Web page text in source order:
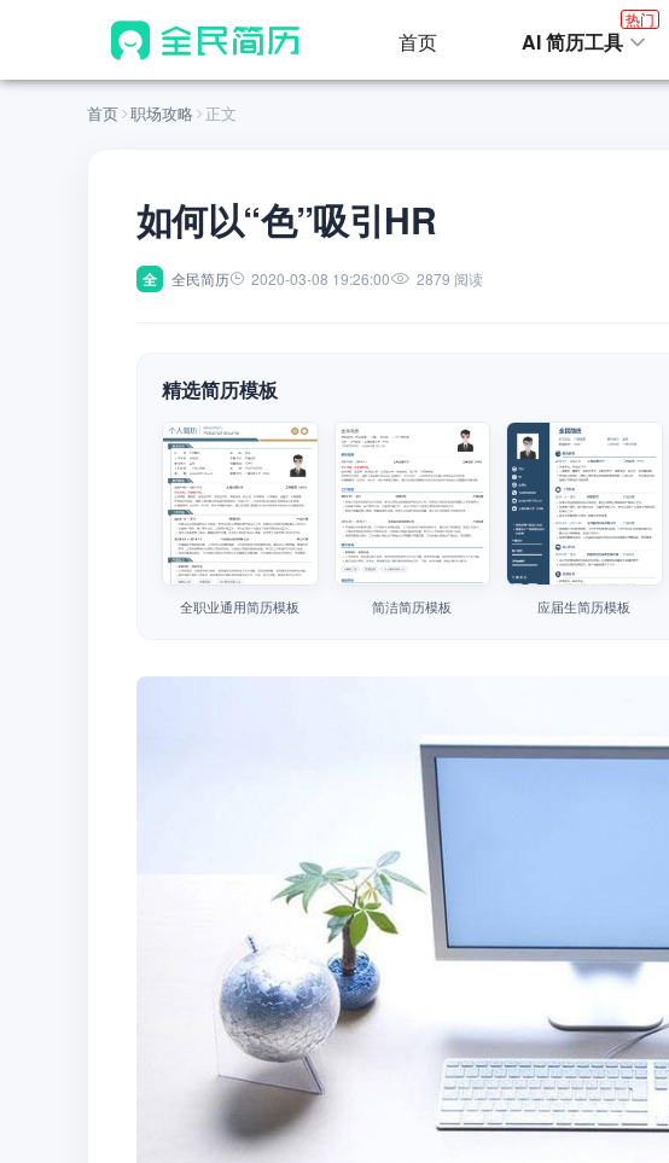
首页 AI 简历工具
热门
首页 职场攻略 正文
如何以“色”吸引HR
全 全民简历 2020-03-08 19:26:00 2879 阅读
精选简历模板
全职业通用简历模板 简洁简历模板 应届生简历模板